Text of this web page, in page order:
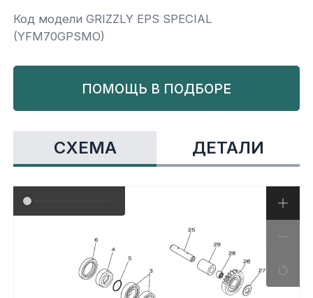
Yamaha
Салонные фильтры
Корпус,пластик
Ремни безопасности
Сиденья
Склизы, гусеницы, коньки
Снегоотвалы
Kawasaki
Код модели GRIZZLY EPS SPECIAL
(YFM70GPSMO)
ПОМОЩЬ В ПОДБОРЕ
СХЕМА ДЕТАЛИ